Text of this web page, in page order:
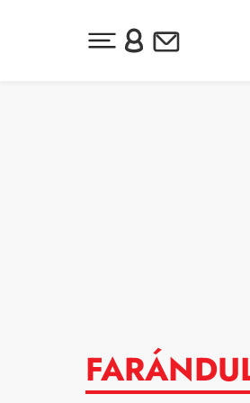
Desplegar menú
Inicia sesión o
Newsletter